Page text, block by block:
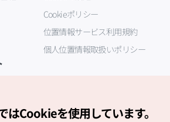
Cookieポリシー
位置情報サービス利用規約
個人位置情報取扱いポリシー
はCookieを使用しています。